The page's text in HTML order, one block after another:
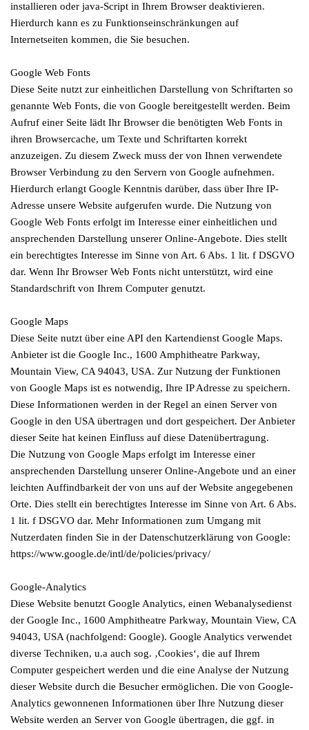
installieren oder java-Script in Ihrem Browser deaktivieren.
Hierdurch kann es zu Funktionseinschränkungen auf
Internetseiten kommen, die Sie besuchen.
Google Web Fonts
Diese Seite nutzt zur einheitlichen Darstellung von Schriftarten so
genannte Web Fonts, die von Google bereitgestellt werden. Beim
Aufruf einer Seite lädt Ihr Browser die benötigten Web Fonts in
ihren Browsercache, um Texte und Schriftarten korrekt
anzuzeigen. Zu diesem Zweck muss der von Ihnen verwendete
Browser Verbindung zu den Servern von Google aufnehmen.
Hierdurch erlangt Google Kenntnis darüber, dass über Ihre IP-
Adresse unsere Website aufgerufen wurde. Die Nutzung von
Google Web Fonts erfolgt im Interesse einer einheitlichen und
ansprechenden Darstellung unserer Online-Angebote. Dies stellt
ein berechtigtes Interesse im Sinne von Art. 6 Abs. 1 lit. f DSGVO
dar. Wenn Ihr Browser Web Fonts nicht unterstützt, wird eine
Standardschrift von Ihrem Computer genutzt.
Google Maps
Diese Seite nutzt über eine API den Kartendienst Google Maps.
Anbieter ist die Google Inc., 1600 Amphitheatre Parkway,
Mountain View, CA 94043, USA. Zur Nutzung der Funktionen
von Google Maps ist es notwendig, Ihre IP Adresse zu speichern.
Diese Informationen werden in der Regel an einen Server von
Google in den USA übertragen und dort gespeichert. Der Anbieter
dieser Seite hat keinen Einfluss auf diese Datenübertragung.
Die Nutzung von Google Maps erfolgt im Interesse einer
ansprechenden Darstellung unserer Online-Angebote und an einer
leichten Auffindbarkeit der von uns auf der Website angegebenen
Orte. Dies stellt ein berechtigtes Interesse im Sinne von Art. 6 Abs.
1 lit. f DSGVO dar. Mehr Informationen zum Umgang mit
Nutzerdaten finden Sie in der Datenschutzerklärung von Google:
https://www.google.de/intl/de/policies/privacy/
Google-Analytics
Diese Website benutzt Google Analytics, einen Webanalysedienst
der Google Inc., 1600 Amphitheatre Parkway, Mountain View, CA
94043, USA (nachfolgend: Google). Google Analytics verwendet
diverse Techniken, u.a auch sog. ‚Cookies‘, die auf Ihrem
Computer gespeichert werden und die eine Analyse der Nutzung
dieser Website durch die Besucher ermöglichen. Die von Google-
Analytics gewonnenen Informationen über Ihre Nutzung dieser
Website werden an Server von Google übertragen, die ggf. in